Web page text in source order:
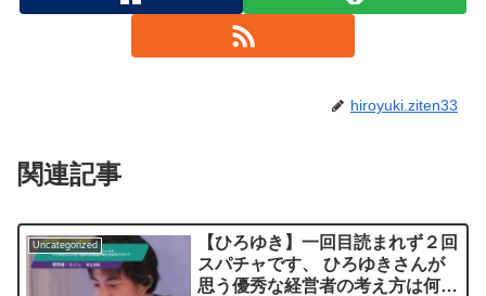
hiroyuki.ziten33
関連記事
Uncategorized
【ひろゆき】一回目読まれず２回
スパチャです、 ひろゆきさんが
思う優秀な経営者の考え方は何で